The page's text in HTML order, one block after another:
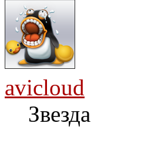
avicloud
Звезда